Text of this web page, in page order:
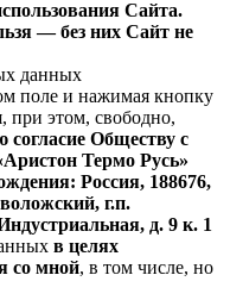
Сайта.
— без них Сайт не
данных
поле и нажимая кнопку
при этом, свободно,
согласие Обществу с
Термо Русь»
Россия, 188676,
г.п.
д. 9 к. 1
в целях
со мной, в том числе, но